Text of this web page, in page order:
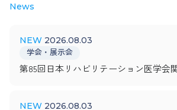
News
2026.08.03
学会・展示会
第85回日本リハビリテーション医学会
2026.08.03